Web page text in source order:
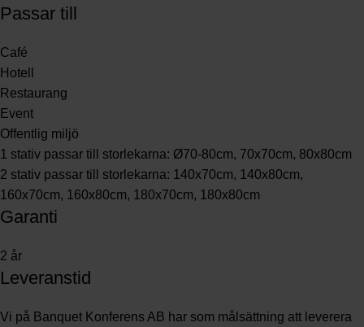
Passar till
Café
Hotell
Restaurang
Event
Offentlig miljö
1 stativ passar till storlekarna: Ø70-80cm, 70x70cm, 80x80cm
2 stativ passar till storlekarna: 140x70cm, 140x80cm,
160x70cm, 160x80cm, 180x70cm, 180x80cm
Garanti
2 år
Leveranstid
Vi på Banquet Konferens AB har som målsättning att leverera